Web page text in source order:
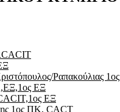
Ραπακούλιας
ΕΞ
ΕΞ
1ος ΠΚ, CACT